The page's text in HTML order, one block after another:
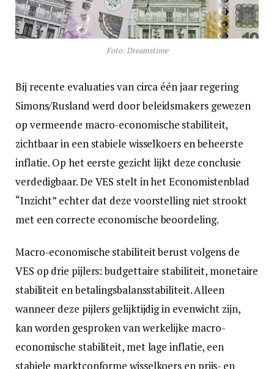
Foto: Dreamstime
Bij recente evaluaties van circa één jaar regering
Simons/Rusland werd door beleidsmakers gewezen
op vermeende macro-economische stabiliteit,
zichtbaar in een stabiele wisselkoers en beheerste
inflatie. Op het eerste gezicht lijkt deze conclusie
verdedigbaar. De VES stelt in het Economistenblad
“Inzicht” echter dat deze voorstelling niet strookt
met een correcte economische beoordeling.
Macro-economische stabiliteit berust volgens de
VES op drie pijlers: budgettaire stabiliteit, monetaire
stabiliteit en betalingsbalansstabiliteit. Alleen
wanneer deze pijlers gelijktijdig in evenwicht zijn,
kan worden gesproken van werkelijke macro-
economische stabiliteit, met lage inflatie, een
stabiele marktconforme wisselkoers en prijs- en